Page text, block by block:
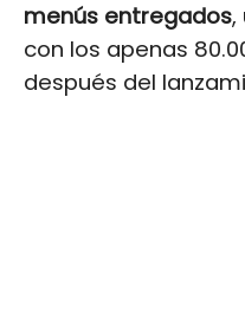
menús entregados,
con los apenas
después del